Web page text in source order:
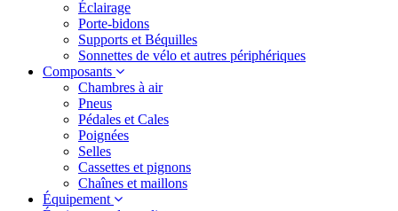
Éclairage
Porte-bidons
Supports et Béquilles
Sonnettes de vélo et autres périphériques
Composants
Chambres à air
Pneus
Pédales et Cales
Poignées
Selles
Cassettes et pignons
Chaînes et maillons
Équipement